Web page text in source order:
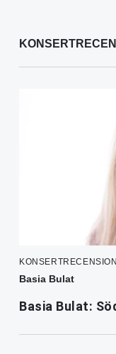
Basia Bulat
Basia Bulat: